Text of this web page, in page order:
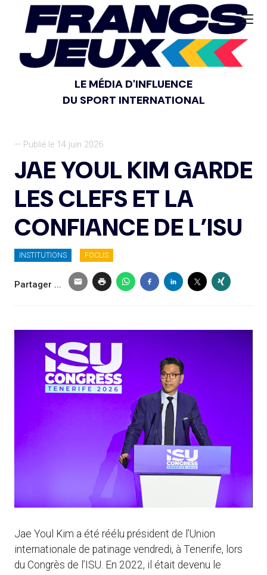
LE MÉDIA D'INFLUENCE
DU SPORT INTERNATIONAL
— Publié le 14 juin 2026
JAE YOUL KIM GARDE
LES CLEFS ET LA
CONFIANCE DE L’ISU
INSTITUTIONS FOCUS
Partager ...
Jae Youl Kim a été réélu président de l’Union
internationale de patinage vendredi, à Tenerife, lors
du Congrès de l’ISU. En 2022, il était devenu le